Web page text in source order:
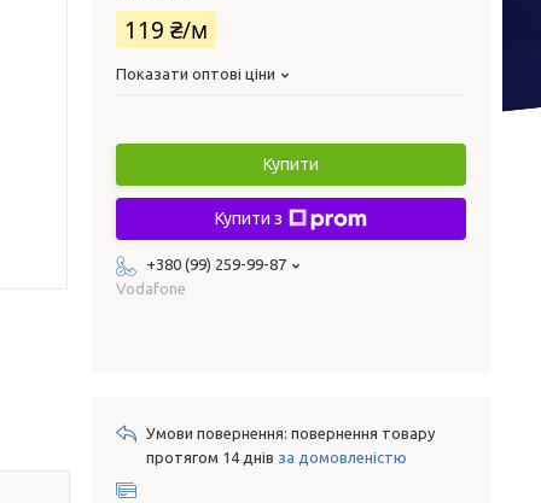
119 ₴/м
Показати оптові ціни
Купити
Купити з
+380 (99) 259-99-87
Vodafone
повернення товару
протягом 14 днів за домовленістю